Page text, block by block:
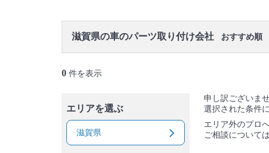
滋賀県の車のパーツ取り付け会社 おすすめ順
0 件を表示
エリアを選ぶ
滋賀県
申し訳ございませ
選択された条件
エリア外のプロ
ご相談については